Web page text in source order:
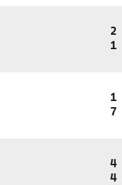
2
1
1
7
4
4